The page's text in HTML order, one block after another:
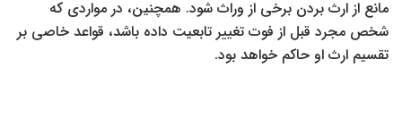
مانع از ارث بردن برخی از وراث شود. همچنین، در مواردی که
شخص مجرد قبل از فوت تغییر تابعیت داده باشد، قواعد خاصی بر
تقسیم ارث او حاکم خواهد بود.